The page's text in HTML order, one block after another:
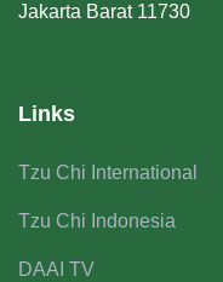
Jakarta Barat 11730
Links
Tzu Chi International
Tzu Chi Indonesia
DAAI TV